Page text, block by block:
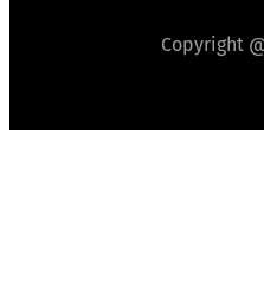
Copyright